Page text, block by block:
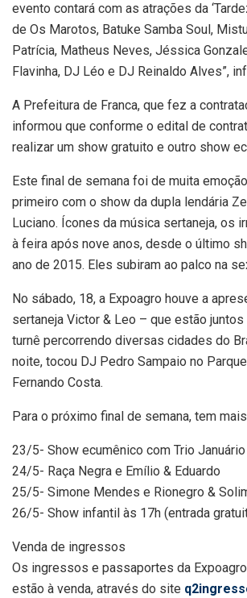
evento contará com as atrações da
de Os Marotos, Batuke Samba Soul,
Patrícia, Matheus Neves, Jéssica
Flavinha, DJ Léo e DJ Reinaldo Alves”,
A Prefeitura de Franca, que fez a
informou que conforme o edital de
realizar um show gratuito e outro show
Este final de semana foi de muita
primeiro com o show da dupla lendária
Luciano. Ícones da música sertaneja, os
à feira após nove anos, desde o último
ano de 2015. Eles subiram ao palco na
No sábado, 18, a Expoagro houve a
sertaneja Victor & Leo – que estão juntos
turnê percorrendo diversas cidades do
noite, tocou DJ Pedro Sampaio no
Fernando Costa.
Para o próximo final de semana, tem
23/5- Show ecumênico com Trio Januário
24/5- Raça Negra e Emílio & Eduardo
25/5- Simone Mendes e Rionegro &
26/5- Show infantil às 17h (entrada
Venda de ingressos
Os ingressos e passaportes da
estão à venda, através do site